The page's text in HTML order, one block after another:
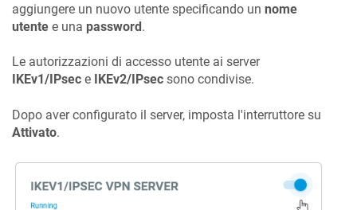
aggiungere un nuovo utente specificando un nome
utente e una password.
Le autorizzazioni di accesso utente ai server
IKEv1/IPsec e IKEv2/IPsec sono condivise.
Dopo aver configurato il server, imposta l'interruttore su
Attivato.